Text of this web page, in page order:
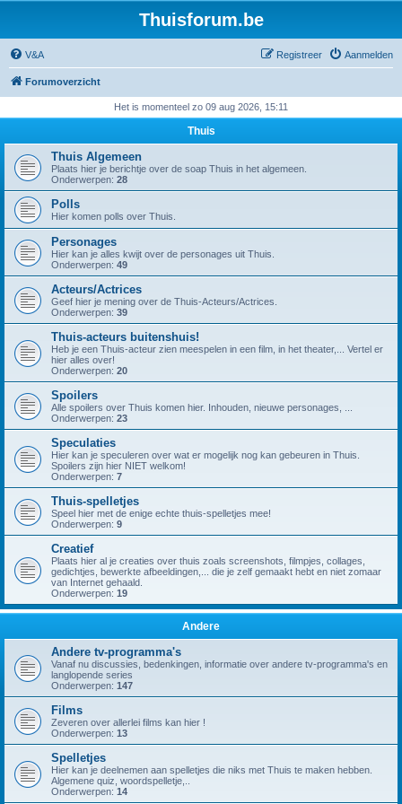
Thuisforum.be
V&A Aanmelden
Registreer
Forumoverzicht
Het is momenteel zo 09 aug 2026, 15:11
Thuis
Thuis Algemeen
Plaats hier je berichtje over de soap Thuis in het algemeen.
Onderwerpen: 28
Polls
Hier komen polls over Thuis.
Personages
Hier kan je alles kwijt over de personages uit Thuis.
Onderwerpen: 49
Acteurs/Actrices
Geef hier je mening over de Thuis-Acteurs/Actrices.
Onderwerpen: 39
Thuis-acteurs buitenshuis!
Heb je een Thuis-acteur zien meespelen in een film, in het theater,... Vertel er
hier alles over!
Onderwerpen: 20
Spoilers
Alle spoilers over Thuis komen hier. Inhouden, nieuwe personages, ...
Onderwerpen: 23
Speculaties
Hier kan je speculeren over wat er mogelijk nog kan gebeuren in Thuis.
Spoilers zijn hier NIET welkom!
Onderwerpen: 7
Thuis-spelletjes
Speel hier met de enige echte thuis-spelletjes mee!
Onderwerpen: 9
Creatief
Plaats hier al je creaties over thuis zoals screenshots, filmpjes, collages,
gedichtjes, bewerkte afbeeldingen,... die je zelf gemaakt hebt en niet zomaar
van Internet gehaald.
Onderwerpen: 19
Andere
Andere tv-programma's
Vanaf nu discussies, bedenkingen, informatie over andere tv-programma's en
langlopende series
Onderwerpen: 147
Films
Zeveren over allerlei films kan hier !
Onderwerpen: 13
Spelletjes
Hier kan je deelnemen aan spelletjes die niks met Thuis te maken hebben.
Algemene quiz, woordspelletje,..
Onderwerpen: 14